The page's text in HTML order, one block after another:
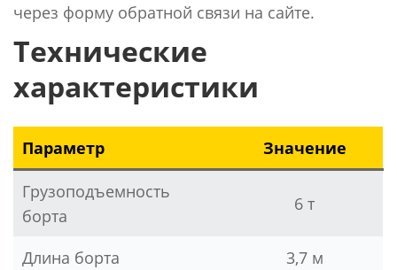
через форму обратной связи на сайте.
Технические
характеристики
Параметр Значение
Грузоподъемность
борта
6 т
Длина борта
3,7 м